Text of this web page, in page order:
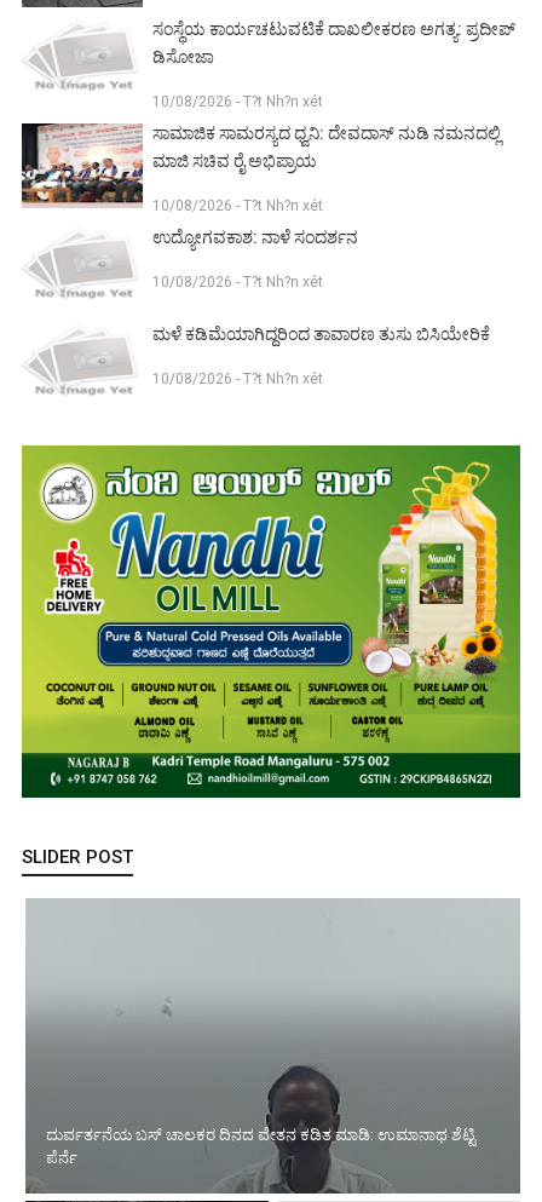
ಸಂಸ್ಥೆಯ ಕಾರ್ಯಚಟುವಟಿಕೆ ದಾಖಲೀಕರಣ ಅಗತ್ಯ: ಪ್ರದೀಪ್
ಡಿಸೋಜಾ
10/08/2026 - T?t Nh?n xét
ಸಾಮಾಜಿಕ ಸಾಮರಸ್ಯದ ಧ್ವನಿ: ದೇವದಾಸ್ ನುಡಿ ನಮನದಲ್ಲಿ
ಮಾಜಿ ಸಚಿವ ರೈ ಅಭಿಪ್ರಾಯ
10/08/2026 - T?t Nh?n xét
ಉದ್ಯೋಗವಕಾಶ: ನಾಳೆ ಸಂದರ್ಶನ
10/08/2026 - T?t Nh?n xét
ಮಳೆ ಕಡಿಮೆಯಾಗಿದ್ದರಿಂದ ತಾವಾರಣ ತುಸು ಬಿಸಿಯೇರಿಕೆ
10/08/2026 - T?t Nh?n xét
SLIDER POST
ದುರ್ವರ್ತನೆಯ ಬಸ್ ಚಾಲಕರ ದಿನದ ವೇತನ ಕಡಿತ ಮಾಡಿ: ಉಮಾನಾಥ ಶೆಟ್ಟಿ
ಪೆರ್ನೆ